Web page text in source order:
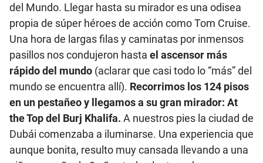
del Mundo. Llegar hasta su mirador es una odisea
propia de súper héroes de acción como Tom Cruise.
Una hora de largas filas y caminatas por inmensos
pasillos nos condujeron hasta el ascensor más
rápido del mundo (aclarar que casi todo lo “más” del
mundo se encuentra allí). Recorrimos los 124 pisos
en un pestañeo y llegamos a su gran mirador: At
the Top del Burj Khalifa. A nuestros pies la ciudad de
Dubái comenzaba a iluminarse. Una experiencia que
aunque bonita, resulto muy cansada llevando a una